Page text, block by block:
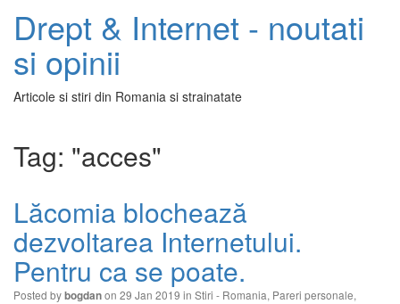
Drept & Internet - noutati
si opinii
Articole si stiri din Romania si strainatate
Tag: "acces"
Lăcomia blochează
dezvoltarea Internetului.
Pentru ca se poate.
Posted bybogdanon 29 Jan 2019 in Stiri - Romania, Pareri personale,